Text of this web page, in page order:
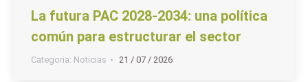
La futura PAC 2028-2034: una política
común para estructurar el sector
Categoria: Noticias 21 / 07 / 2026